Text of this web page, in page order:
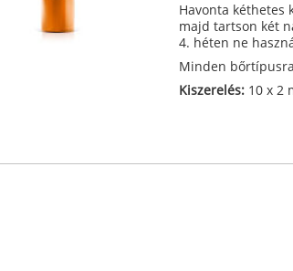
Havonta
majd tartson két
4. héten ne
Minden
Kiszerelés: 10 x 2